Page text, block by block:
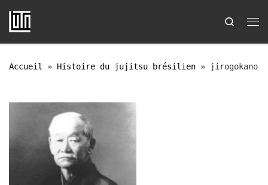
Passer au contenu
Search
Accueil » Histoire du jujitsu brésilien » jirogokano